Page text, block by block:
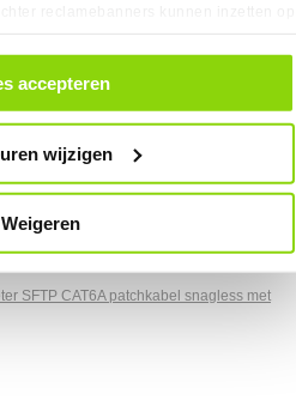
toestemming altijd intrekken, dit doe je
te klikken op ‘Cookievoorkeuren’
accepteren
wijzigen
Weigeren
2018
Hoe controleren wij reviews?
SFTP CAT6A patchkabel snagless met